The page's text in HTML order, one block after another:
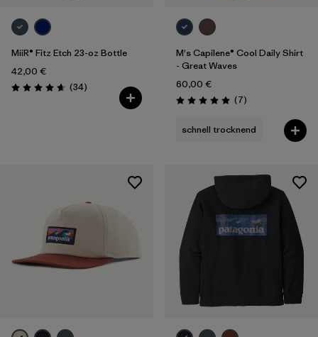
MiiR® Fitz Etch 23-oz Bottle
42,00 €
Bewertung: 4.7 / 5
(34Rezensionen
)
M's Capilene® Cool Daily Shirt
- Great Waves
60,00 €
Bewertung: 5.0 / 5
(7Rezensionen
)
schnell trocknend